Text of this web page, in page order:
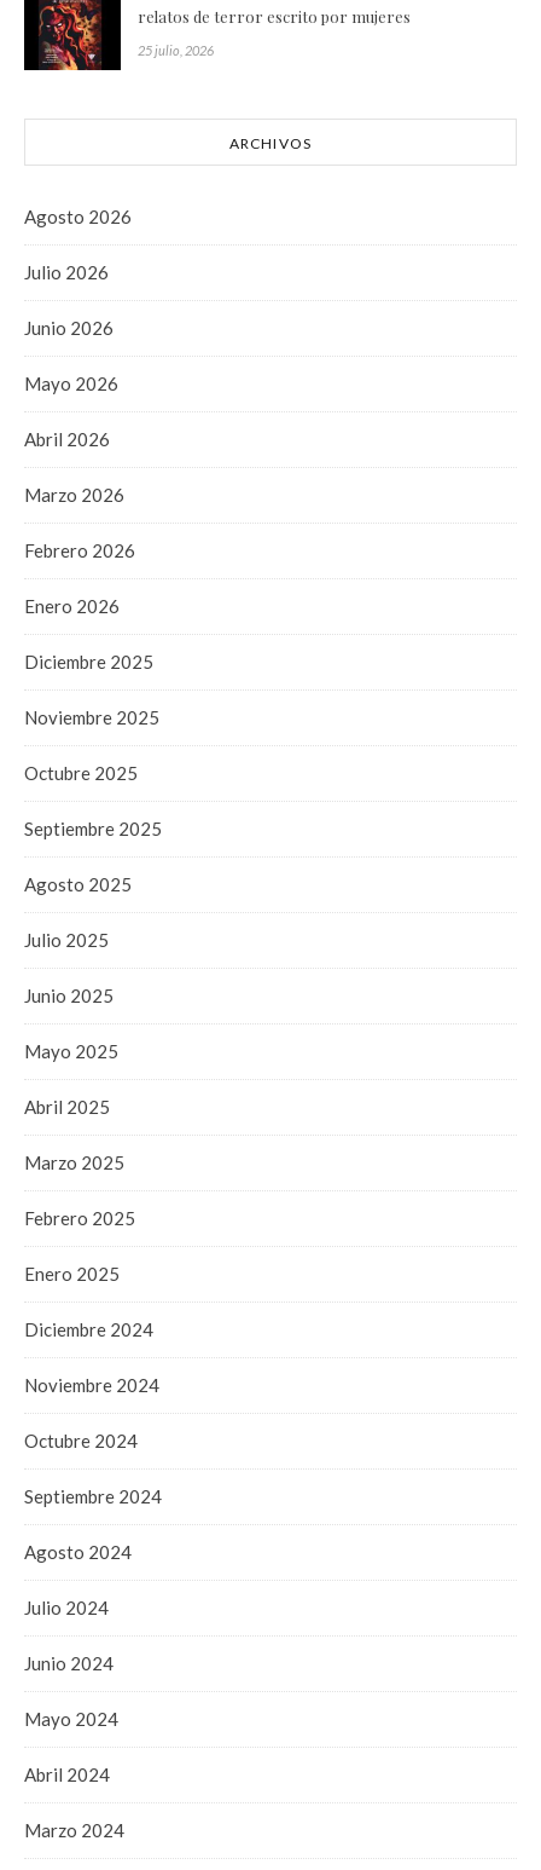
relatos de terror escrito por mujeres
25 julio, 2026
ARCHIVOS
Agosto 2026
Julio 2026
Junio 2026
Mayo 2026
Abril 2026
Marzo 2026
Febrero 2026
Enero 2026
Diciembre 2025
Noviembre 2025
Octubre 2025
Septiembre 2025
Agosto 2025
Julio 2025
Junio 2025
Mayo 2025
Abril 2025
Marzo 2025
Febrero 2025
Enero 2025
Diciembre 2024
Noviembre 2024
Octubre 2024
Septiembre 2024
Agosto 2024
Julio 2024
Junio 2024
Mayo 2024
Abril 2024
Marzo 2024